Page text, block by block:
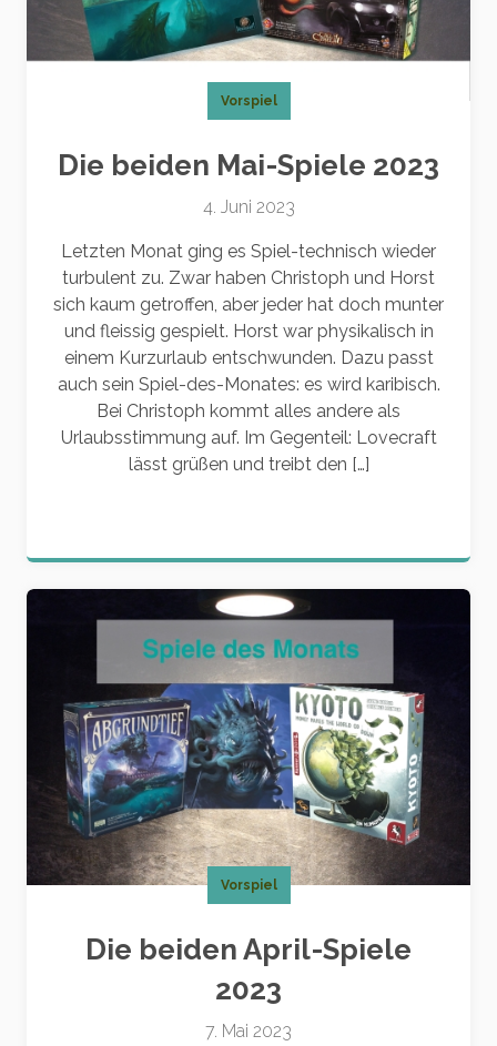
Vorspiel
Die beiden Mai-Spiele 2023
4. Juni 2023
Letzten Monat ging es Spiel-technisch wieder
turbulent zu. Zwar haben Christoph und Horst
sich kaum getroffen, aber jeder hat doch munter
und fleissig gespielt. Horst war physikalisch in
einem Kurzurlaub entschwunden. Dazu passt
auch sein Spiel-des-Monates: es wird karibisch.
Bei Christoph kommt alles andere als
Urlaubsstimmung auf. Im Gegenteil: Lovecraft
lässt grüßen und treibt den […]
Vorspiel
Die beiden April-Spiele
2023
7. Mai 2023